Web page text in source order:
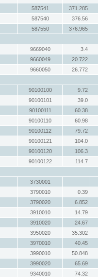
587541
371.285
587540
376.56
587550
376.965
9669040
3.4
9660049
20.722
9660050
26.772
90100100
9.72
90100101
39.0
90100111
60.38
90100110
60.98
90100112
79.72
90100121
104.0
90100120
106.3
90100122
114.7
3730001
3790010
0.39
3790020
6.852
3910010
14.79
3910020
24.67
3950020
35.302
3970010
40.45
3990010
50.848
3990020
65.69
9340010
74.32